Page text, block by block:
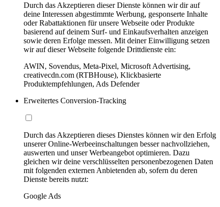
Durch das Akzeptieren dieser Dienste können wir dir auf
deine Interessen abgestimmte Werbung, gesponserte Inhalte
oder Rabattaktionen für unsere Webseite oder Produkte
basierend auf deinem Surf- und Einkaufsverhalten anzeigen
sowie deren Erfolge messen. Mit deiner Einwilligung setzen
wir auf dieser Webseite folgende Drittdienste ein:
AWIN, Sovendus, Meta-Pixel, Microsoft Advertising,
creativecdn.com (RTBHouse), Klickbasierte
Produktempfehlungen, Ads Defender
Erweitertes Conversion-Tracking
Durch das Akzeptieren dieses Dienstes können wir den Erfolg
unserer Online-Werbeeinschaltungen besser nachvollziehen,
auswerten und unser Werbeangebot optimieren. Dazu
gleichen wir deine verschlüsselten personenbezogenen Daten
mit folgenden externen Anbietenden ab, sofern du deren
Dienste bereits nutzt:
Google Ads